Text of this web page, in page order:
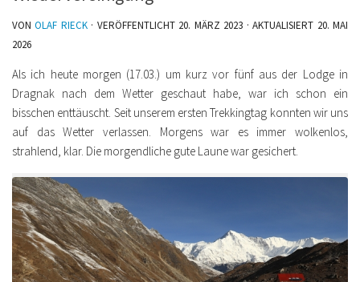
VONOLAF RIECK · VERÖFFENTLICHT 20. MÄRZ 2023 · AKTUALISIERT 20. MAI
2026
Als ich heute morgen (17.03.) um kurz vor fünf aus der Lodge in
Dragnak nach dem Wetter geschaut habe, war ich schon ein
bisschen enttäuscht. Seit unserem ersten Trekkingtag konnten wir uns
auf das Wetter verlassen. Morgens war es immer wolkenlos,
strahlend, klar. Die morgendliche gute Laune war gesichert.